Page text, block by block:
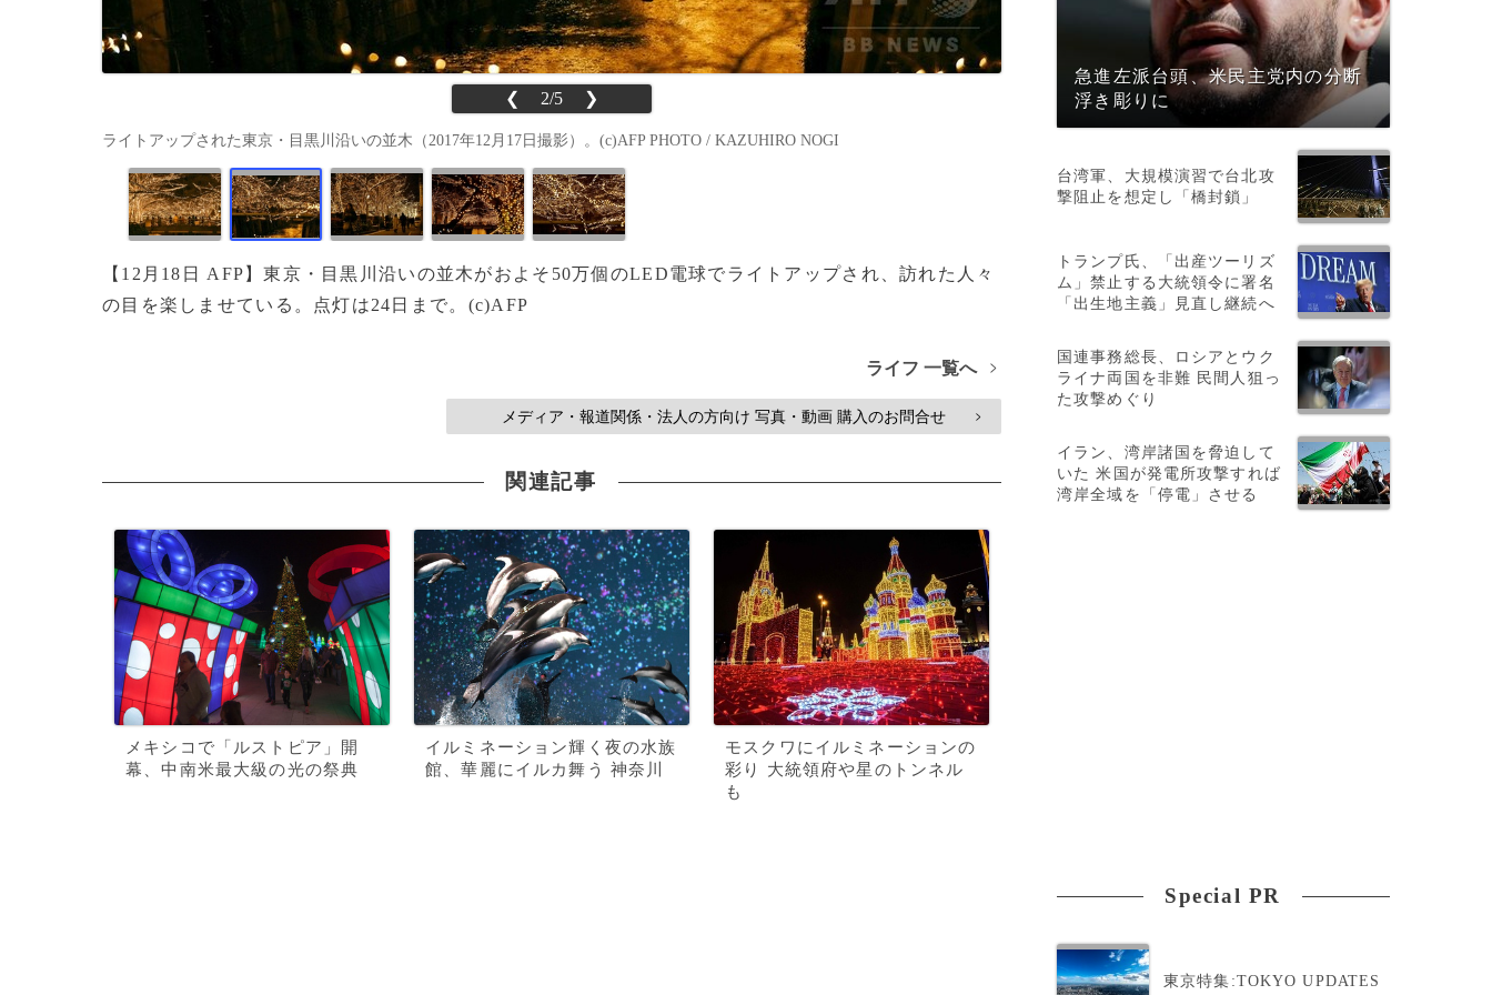
❮ 2/5 ❯
ライトアップされた東京・目黒川沿いの並木（2017年12月17日撮影）。(c)AFP PHOTO / KAZUHIRO NOGI
【12月18日 AFP】東京・目黒川沿いの並木がおよそ50万個のLED電球でライトアップされ、訪れた人々
の目を楽しませている。点灯は24日まで。(c)AFP
ライフ 一覧へ >
メディア・報道関係・法人の方向け 写真・動画 購入のお問合せ >
関連記事
メキシコで「ルストピア」開
幕、中南米最大級の光の祭典
イルミネーション輝く夜の水族
館、華麗にイルカ舞う 神奈川
モスクワにイルミネーションの
彩り 大統領府や星のトンネル
も
急進左派台頭、米民主党内の分断
浮き彫りに
台湾軍、大規模演習で台北攻
撃阻止を想定し「橋封鎖」
トランプ氏、「出産ツーリズ
ム」禁止する大統領令に署名
「出生地主義」見直し継続へ
国連事務総長、ロシアとウク
ライナ両国を非難 民間人狙っ
た攻撃めぐり
イラン、湾岸諸国を脅迫して
いた 米国が発電所攻撃すれば
湾岸全域を「停電」させる
Special PR
東京特集:TOKYO UPDATES